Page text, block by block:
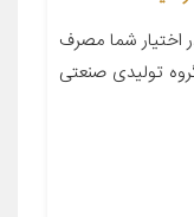
شما مصرف
تولیدی صنعتی